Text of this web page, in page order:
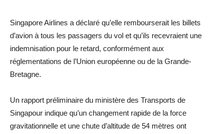
Singapore Airlines a déclaré qu’elle rembourserait les billets
d’avion à tous les passagers du vol et qu’ils recevraient une
indemnisation pour le retard, conformément aux
réglementations de l’Union européenne ou de la Grande-
Bretagne.
Un rapport préliminaire du ministère des Transports de
Singapour indique qu’un changement rapide de la force
gravitationnelle et une chute d’altitude de 54 mètres ont